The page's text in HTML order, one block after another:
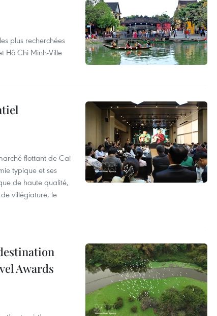
plus recherchées
Hô Chi Minh-Ville
flottant de Cai
typique et ses
de haute qualité,
villégiature, le
Awards